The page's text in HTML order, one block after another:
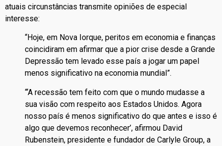
atuais circunstâncias transmite opiniões de especial
interesse:
“Hoje, em Nova Iorque, peritos em economia e finanças
coincidiram em afirmar que a pior crise desde a Grande
Depressão tem levado esse país a jogar um papel
menos significativo na economia mundial”.
“‘A recessão tem feito com que o mundo mudasse a
sua visão com respeito aos Estados Unidos. Agora
nosso país é menos significativo do que antes e isso é
algo que devemos reconhecer’, afirmou David
Rubenstein, presidente e fundador de Carlyle Group, a